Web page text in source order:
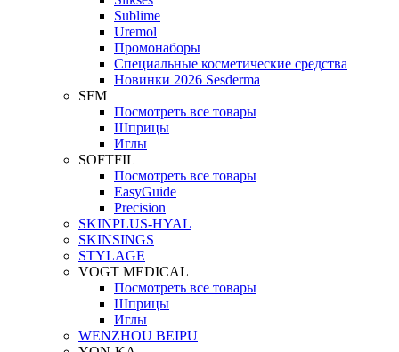
Sublime
Uremol
Промонаборы
Специальные косметические средства
Новинки 2026 Sesderma
SFM
Посмотреть все товары
Шприцы
Иглы
SOFTFIL
Посмотреть все товары
EasyGuide
Precision
SKINPLUS-HYAL
SKINSINGS
STYLAGE
VOGT MEDICAL
Посмотреть все товары
Шприцы
Иглы
WENZHOU BEIPU